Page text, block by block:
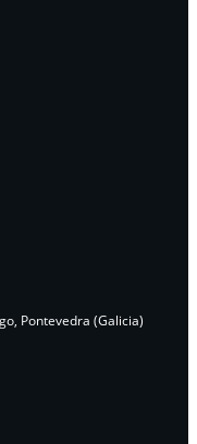
Pontevedra (Galicia)